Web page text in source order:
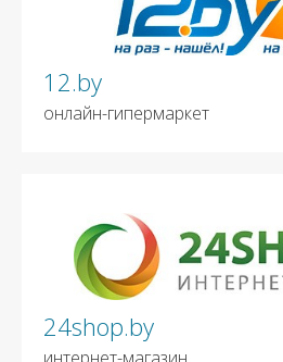
12.by
онлайн-гипермаркет
24shop.by